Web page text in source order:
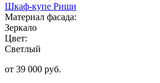
Шкаф-купе Риши
Материал фасада:
Зеркало
Цвет:
Светлый
от 39 000 руб.